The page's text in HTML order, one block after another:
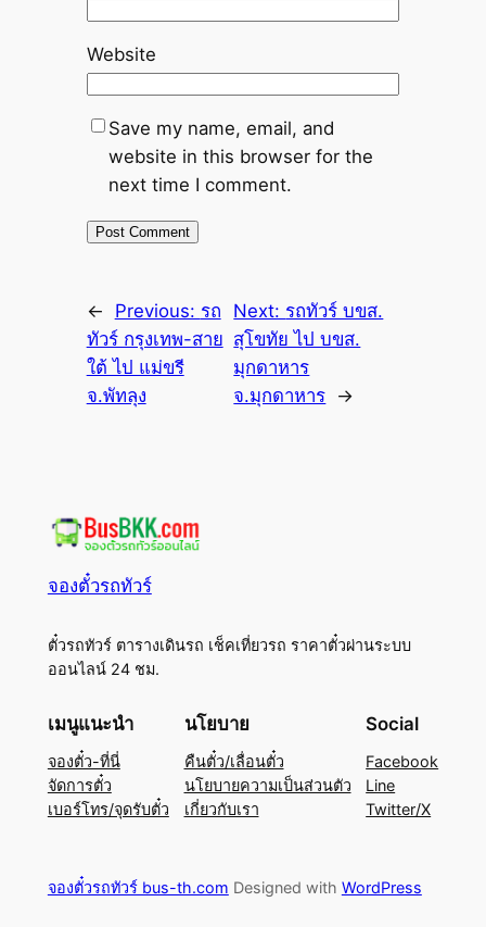
Website
Save my name, email, and
website in this browser for the
next time I comment.
← Previous: รถ
ทัวร์ กรุงเทพ-สาย
ใต้ ไป แม่ขรี
จ.พัทลุง
Next: รถทัวร์ บขส.
สุโขทัย ไป บขส.
มุกดาหาร
จ.มุกดาหาร →
จองตั๋วรถทัวร์
ตั๋วรถทัวร์ ตารางเดินรถ เช็คเที่ยวรถ ราคาตั๋วผ่านระบบ
ออนไลน์ 24 ชม.
เมนูแนะนำ
จองตั๋ว-ที่นี่
จัดการตั๋ว
เบอร์โทร/จุดรับตั๋ว
นโยบาย
คืนตั๋ว/เลื่อนตั๋ว
นโยบายความเป็นส่วนตัว
เกี่ยวกับเรา
Social
Facebook
Line
Twitter/X
จองตั๋วรถทัวร์ bus-th.com Designed with WordPress